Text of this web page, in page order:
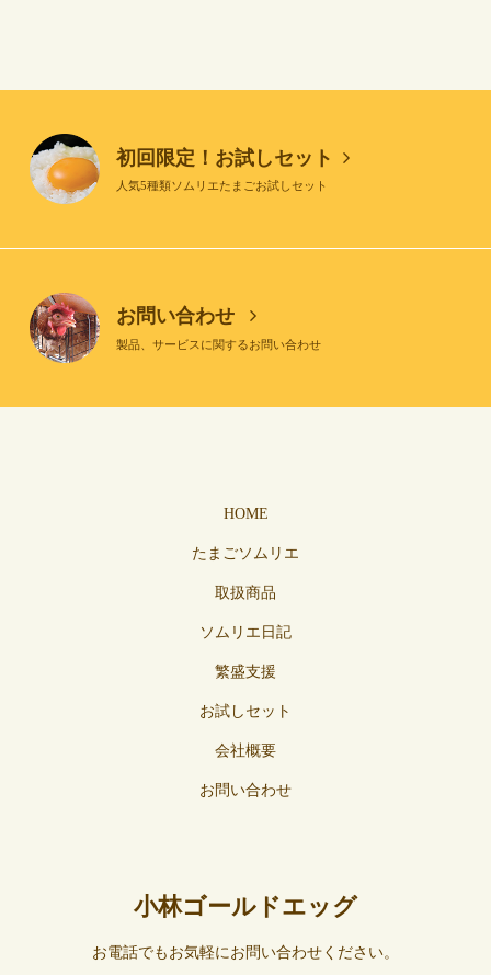
初回限定！お試しセット
人気5種類ソムリエたまごお試しセット
お問い合わせ
製品、サービスに関するお問い合わせ
HOME
たまごソムリエ
取扱商品
ソムリエ日記
繁盛支援
お試しセット
会社概要
お問い合わせ
小林ゴールドエッグ
お電話でもお気軽にお問い合わせください。